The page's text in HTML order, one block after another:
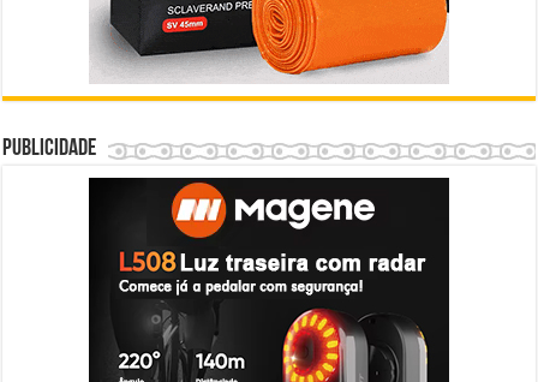
Publicidade